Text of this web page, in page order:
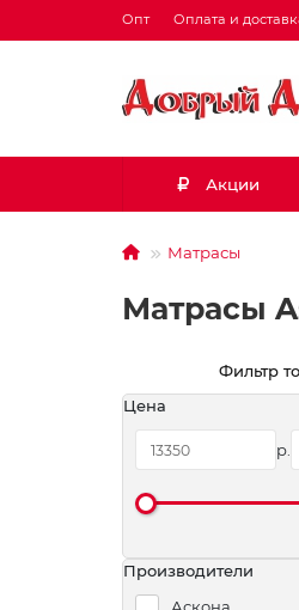
Опт Оплата и
Акции
Матрасы
Матрасы
Фильтр
Цена
р.
Производители
Аскона